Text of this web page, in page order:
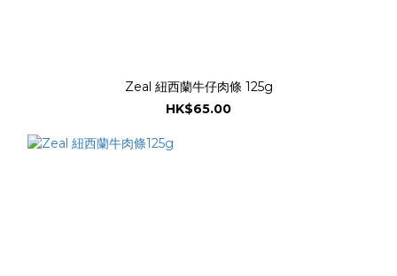
Zeal 紐西蘭牛仔肉條 125g
HK$65.00